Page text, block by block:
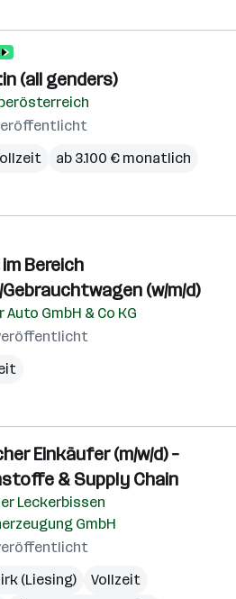
(all genders)
ab 3.100 € monatlich
Bereich
(w/m/d)
GmbH & Co KG
Einkäufer (m/w/d) –
& Supply Chain
Leckerbissen
GmbH
(Liesing)
Vollzeit